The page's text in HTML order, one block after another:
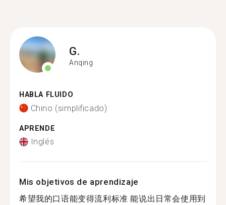
G.
Anqing
HABLA FLUIDO
Chino (simplificado)
APRENDE
Inglés
Mis objetivos de aprendizaje
希望我的口语能变得流利标准 能说出日常会使用到